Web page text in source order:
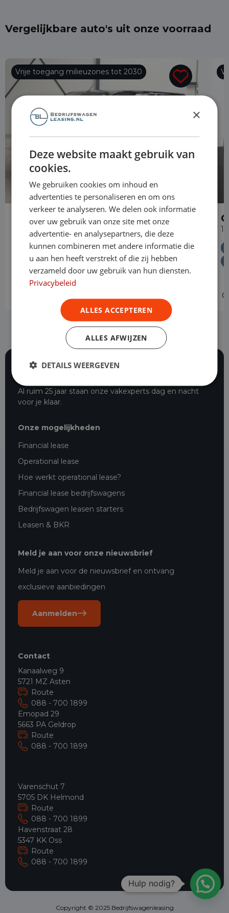
Vergelijkbare auto's uit onze voorraad
Vrije toegang milieuzones tot 2030
Opel Vivaro
1.5 CDTI L3H1 Edition Dubbele Cabine
Diesel
Handgeschakeld
Levering door heel Nederland
Vrije toegang milieuzones tot 2030
Al ruim 25 jaar staan onze vakexperts dag en nacht
voor je klaar.
Onze mogelijkheden
Financial lease
Operational lease
Hoe werkt operational lease?
Financial lease bedrijfswagens
Bedrijfswagen leasen starters
Leasen & BKR
Meld je aan voor onze nieuwsbrief
Meld je aan voor de nieuwsbrief en ontvang
exclusieve aanbiedingen
Aanmelden
Contact
Kanaalweg 9
5721 MZ Asten
Route
088 - 700 1899
Emopad 29
5663 PA Geldrop
Route
088 - 700 1899
Varenschut 7
5705 DK Helmond
Route
088 - 700 1899
Havenstraat 28
5347 KK Oss
Route
088 - 700 1899
Copyright © 2025 Bedrijfswagenleasing
Hulp nodig?
×
Deze website maakt gebruik van
cookies.
We gebruiken cookies om inhoud en
advertenties te personaliseren en om ons
verkeer te analyseren. We delen ook informatie
over uw gebruik van onze site met onze
advertentie- en analysepartners, die deze
kunnen combineren met andere informatie die
u aan hen heeft verstrekt of die zij hebben
verzameld door uw gebruik van hun diensten.
Privacybeleid
ALLES ACCEPTEREN
ALLES AFWIJZEN
DETAILS WEERGEVEN